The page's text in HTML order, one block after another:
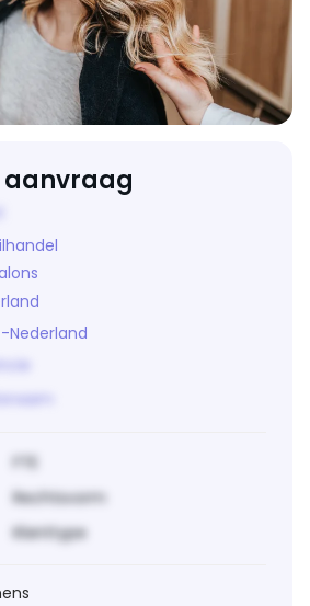
aanvraag
Nederland
FTE
Rechtsvorm
Klanttype